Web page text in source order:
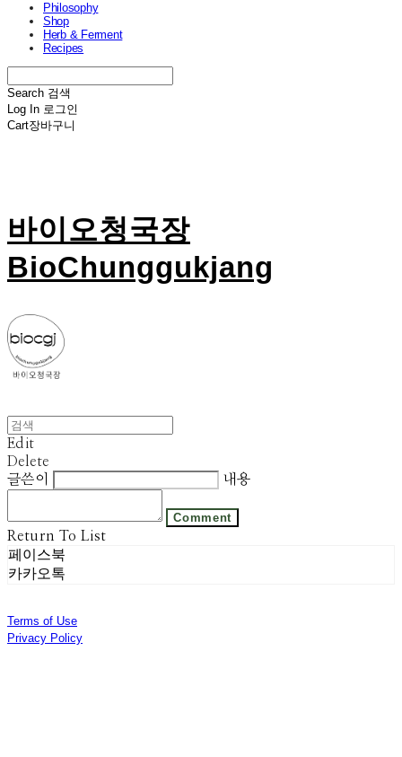
Philosophy
Shop
Herb & Ferment
Recipes
Search 검색
Log In 로그인
Cart장바구니
바이오청국장
BioChunggukjang
Edit
Delete
글쓴이
내용
Comment
Return To List
페이스북
카카오톡
Terms of Use
Privacy Policy